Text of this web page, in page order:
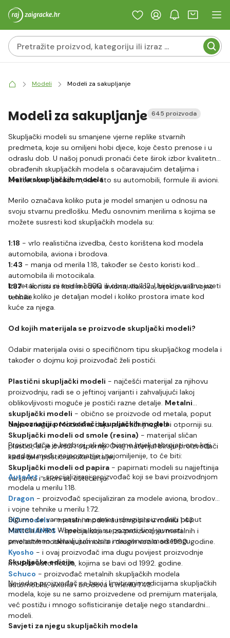
Modeli Modeli za sakupljanje
Modeli za sakupljanje 645 proizvoda
Skupljački modeli su smanjene vjerne replike stvarnih
predmeta, koje su omiljeni hobi djece, koje često prenose i u
odraslu dob. U našoj ponudi pronaći ćete širok izbor kvalitetno
obrađenih skupljačkih modela s očaravajućim detaljima i
kvalitetnom obradom, kao što su automobili, formule ili avioni.
Merila skupljačkih modela
Merilo označava koliko puta je model smanjen u odnosu na
svoju stvarnu predlošku. Među osnovnim merilima s kojima se
možete susresti kod skupljačkih modela su:
1:18 - vrlo realistična izvedba, često korištena kod modela
automobila, aviona i brodova.
1:43 - manja od merila 1:18, također se često koristi kod
automobila ili motocikala.
1:87- koristi se kod modela aviona, vlakova, brodova ili vojne
tehnike.
Izuzetak nisu ni merila 1:500 ili obrnuto 1:12. Uvijek je važno uzeti
u obzir koliko je detaljan model i koliko prostora imate kod
kuće za njega.
Od kojih materijala se proizvode skupljački modeli?
Odabir materijala ovisi o specifičnom tipu skupljačkog modela i
također o dojmu koji proizvođač želi postići.
Plastični skupljački modeli - najčešći materijal za njihovu
proizvodnju, radi se o jeftinoj varijanti i zahvaljujući lakoj
oblikovljivosti moguće je postići razne detalje. Metalni
skupljački modeli - obično se proizvode od metala, poput
cinkove legure. Modelima daju realističniji izgled i otporniji su.
Skupljački modeli od smole (resina) - materijal sličan
plastici, ali je čvršći i otporniji. Ovaj materijal biraju proizvođači
kada žele postići visoke detalje.
Skupljački modeli od papira - papirnati modeli su najjeftinija
varijanta i skloni su oštećenju.
Najpoznatiji proizvođači skupljačkih modela
Proizvođača je bezbroj, ali ako bismo htjeli nabrojati one koji
spadaju među najpoznatije i najomiljenije, to će biti:
AutoArt- specijalizirani proizvođač koji se bavi proizvodnjom
modela u merilu 1:18.
Dragon - proizvođač specijaliziran za modele aviona, brodova
i vojne tehnike u merilu 1:72.
IXO models- metalni modeli automobila u merilu 1:43.
MINICHAMPS - specijalizira se za proizvodnju metalnih i
smolastih modela automobila i drugih vozila od 1990. godine.
Kyosho - i ovaj proizvođač ima dugu povijest proizvodnje
modela automobila, kojima se bavi od 1992. godine.
Schuco - proizvođač metalnih skupljačkih modela
automobila, aviona i brodova u merilu 1:43.
Sigurno će vam pasti na pamet i drugi proizvođači poput
Mattela ili Hot Wheelsa, koji su poznati široj javnosti
prvenstveno zahvaljujući svom masovnom marketingu.
Skupljačke edicije
Ne jedan proizvođač se bavi i limitiranim edicijama skupljačkih
modela, koje su ne samo proizvedene od premijum materijala,
već postižu i mnogo sofisticiranije detalje nego standardni
modeli.
Savjeti za njegu skupljačkih modela